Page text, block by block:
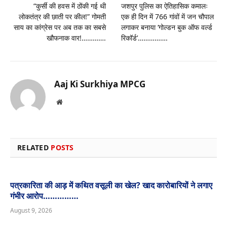
“कुर्सी की हवस में ठोंकी गई थी
लोकतंत्र की छाती पर कील!” गोमती
साय का कांग्रेस पर अब तक का सबसे
खौफनाक वार!………….
जशपुर पुलिस का ऐतिहासिक कमालः
एक ही दिन में 766 गांवों में जन चौपाल
लगाकर बनाया ‘गोल्डन बुक ऑफ वर्ल्ड
रिकॉर्ड’…………….
Aaj Ki Surkhiya MPCG
Website
RELATED POSTS
पत्रकारिता की आड़ में कथित वसूली का खेल? खाद कारोबारियों ने लगाए
गंभीर आरोप……………
August 9, 2026